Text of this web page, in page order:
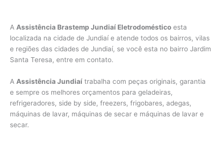
A Assistência Brastemp Jundiaí Eletrodoméstico esta
localizada na cidade de Jundiaí e atende todos os bairros, vilas
e regiões das cidades de Jundiaí, se você esta no bairro Jardim
Santa Teresa, entre em contato.
A Assistência Jundiaí trabalha com peças originais, garantia
e sempre os melhores orçamentos para geladeiras,
refrigeradores, side by side, freezers, frigobares, adegas,
máquinas de lavar, máquinas de secar e máquinas de lavar e
secar.